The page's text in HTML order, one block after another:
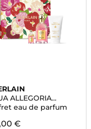
ALLEGORIA
FORTE
eau de parfum
€